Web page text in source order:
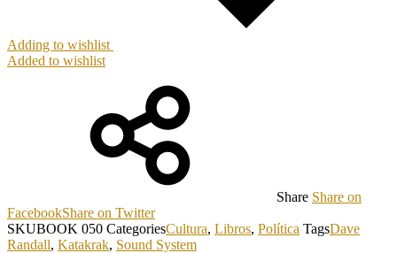
Adding to wishlist
Added to wishlist
Share Share on
FacebookShare on Twitter
SKUBOOK 050 CategoriesCultura, Libros, Política TagsDave
Randall, Katakrak, Sound System